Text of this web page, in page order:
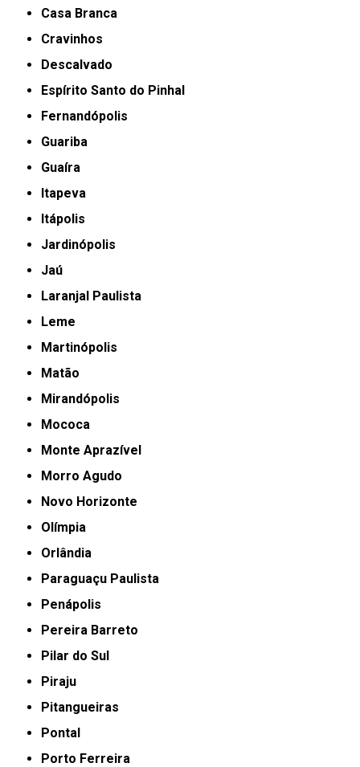
Casa Branca
Cravinhos
Descalvado
Espírito Santo do Pinhal
Fernandópolis
Guariba
Guaíra
Itapeva
Itápolis
Jardinópolis
Jaú
Laranjal Paulista
Leme
Martinópolis
Matão
Mirandópolis
Mococa
Monte Aprazível
Morro Agudo
Novo Horizonte
Olímpia
Orlândia
Paraguaçu Paulista
Penápolis
Pereira Barreto
Pilar do Sul
Piraju
Pitangueiras
Pontal
Porto Ferreira